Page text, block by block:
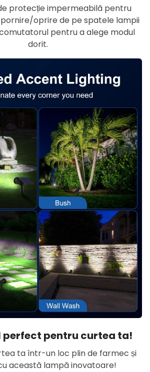
protecție impermeabilă pentru
oprire de pe spatele lampii
pentru a alege modul
dorit.
perfect pentru curtea ta!
ta într-un loc plin de farmec și
această lampă inovatoare!